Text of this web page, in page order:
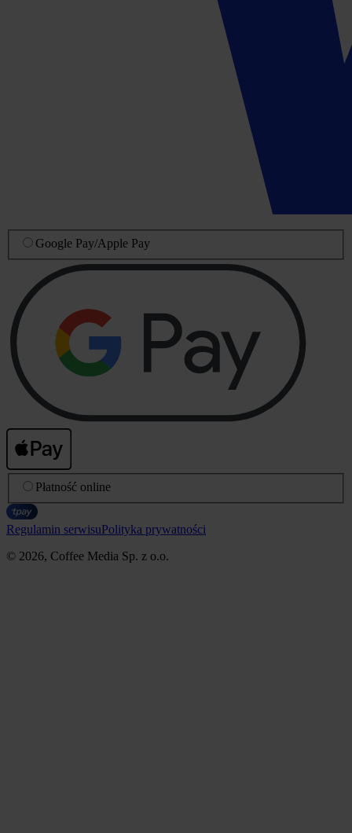
Google Pay/Apple Pay
Płatność online
Regulamin serwisuPolityka prywatności
© 2026, Coffee Media Sp. z o.o.